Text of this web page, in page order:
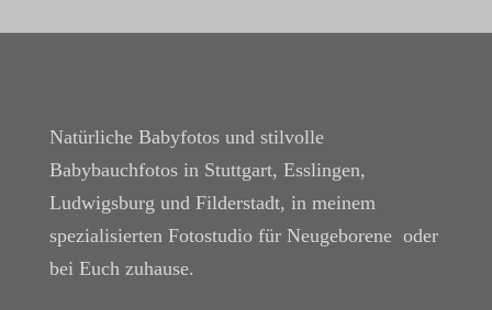
Natürliche Babyfotos und stilvolle
Babybauchfotos in Stuttgart, Esslingen,
Ludwigsburg und Filderstadt, in meinem
spezialisierten Fotostudio für Neugeborene oder
bei Euch zuhause.